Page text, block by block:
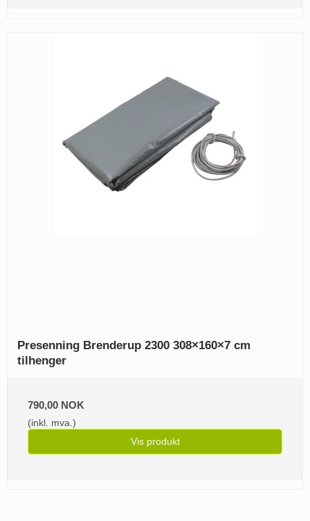
Presenning Brenderup 2300 308×160×7 cm
tilhenger
790,00 NOK
(inkl. mva.)
Vis produkt